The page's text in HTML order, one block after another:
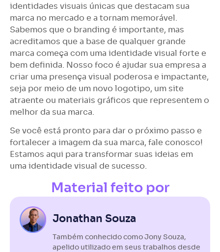
identidades visuais únicas que destacam sua
marca no mercado e a tornam memorável.
Sabemos que o branding é importante, mas
acreditamos que a base de qualquer grande
marca começa com uma identidade visual forte e
bem definida. Nosso foco é ajudar sua empresa a
criar uma presença visual poderosa e impactante,
seja por meio de um novo logotipo, um site
atraente ou materiais gráficos que representem o
melhor da sua marca.
Se você está pronto para dar o próximo passo e
fortalecer a imagem da sua marca, fale conosco!
Estamos aqui para transformar suas ideias em
uma identidade visual de sucesso.
Material feito por
Jonathan Souza
Também conhecido como Jony Souza,
apelido utilizado em seus trabalhos desde